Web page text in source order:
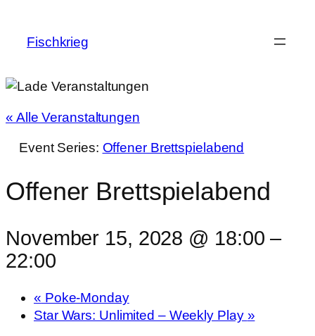
Fischkrieg
« Alle Veranstaltungen
Event Series: Offener Brettspielabend
Offener Brettspielabend
November 15, 2028 @ 18:00 –
22:00
« Poke-Monday
Star Wars: Unlimited – Weekly Play »